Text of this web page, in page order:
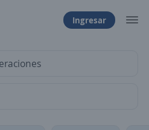
Ingresar